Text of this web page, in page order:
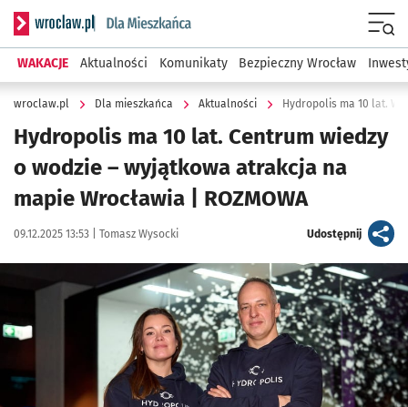
Serwis informacyjny wroclaw.pl podserwis: Dla mieszkańca
WAKACJE Aktualności Komunikaty Bezpieczny Wrocław
wroclaw.pl Dla mieszkańca Aktualności Hydropolis ma 10 lat.
Hydropolis ma 10 lat. Centrum wiedzy
o wodzie – wyjątkowa atrakcja na
mapie Wrocławia | ROZMOWA
Data publikacji:
09.12.2025 13:53 | Autor:
Tomasz Wysocki Udostępnijartykuł
Kliknij, aby zobaczyć galerię